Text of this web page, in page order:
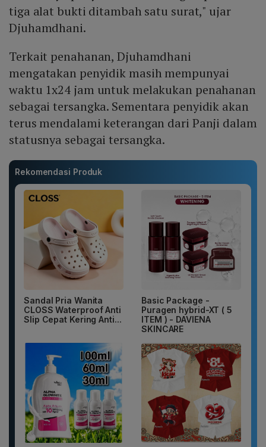
tiga alat bukti ditambah satu surat," ujar
Djuhamdhani.
Terkait penahanan, Djuhamdhani
mengatakan penyidik masih mempunyai
waktu 1x24 jam untuk melakukan penahanan
sebagai tersangka. Sementara penyidik akan
terus mendalami keterangan dari Panji dalam
statusnya sebagai tersangka.
Rekomendasi Produk
Sandal Pria Wanita
CLOSS Waterproof Anti
Slip Cepat Kering Anti...
Basic Package -
Puragen hybrid-XT ( 5
ITEM ) - DAVIENA
SKINCARE